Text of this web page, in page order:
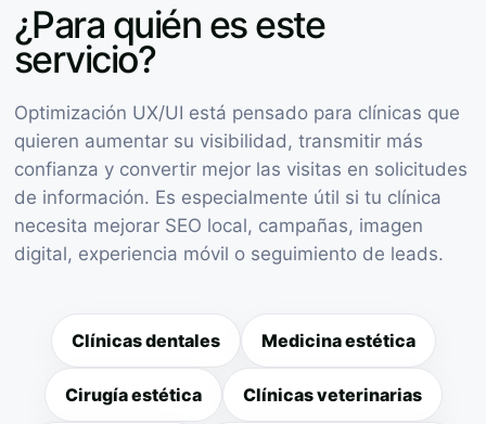
¿Para quién es este
servicio?
Optimización UX/UI está pensado para clínicas que
quieren aumentar su visibilidad, transmitir más
confianza y convertir mejor las visitas en solicitudes
de información. Es especialmente útil si tu clínica
necesita mejorar SEO local, campañas, imagen
digital, experiencia móvil o seguimiento de leads.
Clínicas dentales Medicina estética
Cirugía estética Clínicas veterinarias